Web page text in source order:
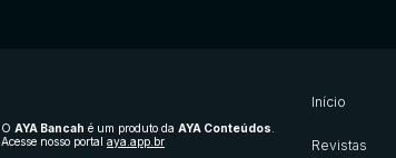
O AYA Bancah é um produto da AYA Conteúdos
Acesse nosso portal aya.app.br
Início
Revistas